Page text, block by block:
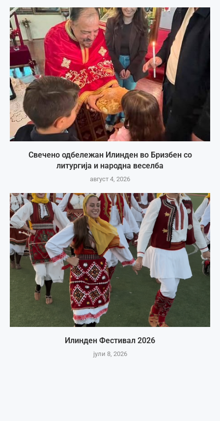
Свечено одбележан Илинден во Бризбен со
литургија и народна веселба
август 4, 2026
Илинден Фестивал 2026
јули 8, 2026